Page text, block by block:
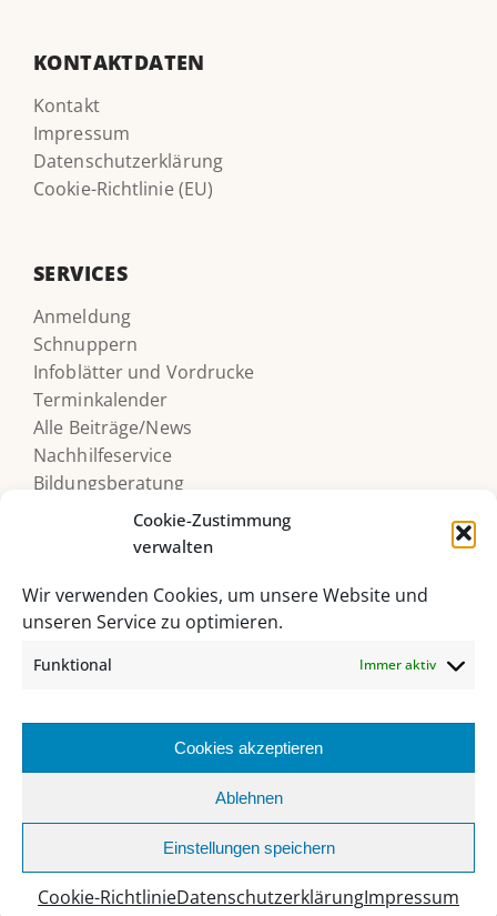
Cookie-Zustimmung
verwalten
Wir verwenden Cookies, um unsere Website und
unseren Service zu optimieren.
Funktional Immer aktiv
Cookies akzeptieren
Ablehnen
Einstellungen speichern
Cookie-RichtlinieDatenschutzerklärungImpressum
KONTAKTDATEN
Kontakt
Impressum
Datenschutzerklärung
Cookie-Richtlinie (EU)
SERVICES
Anmeldung
Schnuppern
Infoblätter und Vordrucke
Terminkalender
Alle Beiträge/News
Nachhilfeservice
Bildungsberatung
Druckerguthaben
HAK/HAS Bad Ischl, Grazer Straße 27, 4820 Bad Ischl
06132 235 62 |sekretariat@hakhasbadischl.at
Facebook
Instagram
YouTube
Office
365
MS
Teams
Webuntis